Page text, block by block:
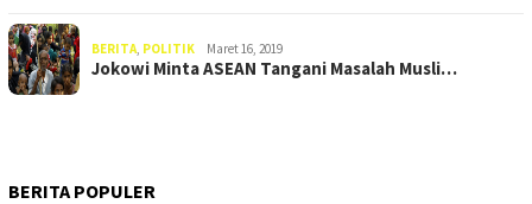
BERITA POLITIK Maret 16, 2019
Jokowi Minta ASEAN Tangani Masalah Musli…
BERITA POPULER